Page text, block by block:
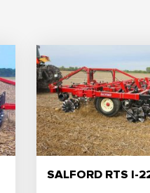
SALFORD RTS I-